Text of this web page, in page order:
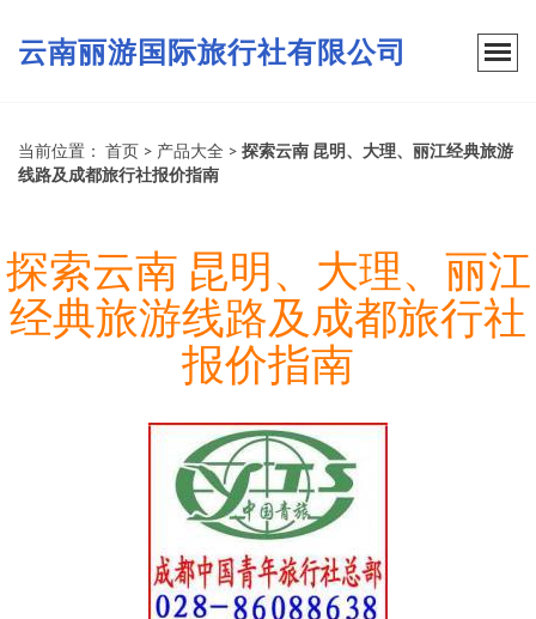
云南丽游国际旅行社有限公司
当前位置： 首页 > 产品大全 > 探索云南 昆明、大理、丽江经典旅游
线路及成都旅行社报价指南
探索云南 昆明、大理、丽江
经典旅游线路及成都旅行社
报价指南